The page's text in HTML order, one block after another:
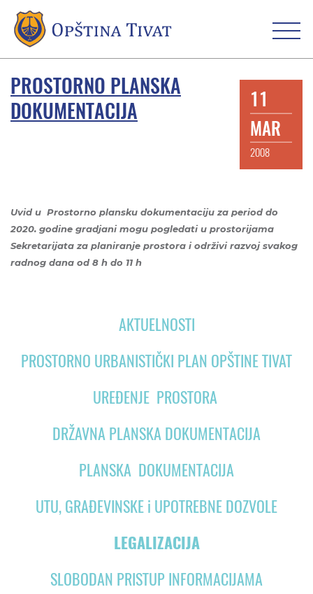
PROSTORNO PLANSKA
DOKUMENTACIJA
11
MAR
2008
Uvid u Prostorno plansku dokumentaciju za period do
2020. godine gradjani mogu pogledati u prostorijama
Sekretarijata za planiranje prostora i održivi razvoj svakog
radnog dana od 8 h do 11 h
AKTUELNOSTI
PROSTORNO URBANISTIČKI PLAN OPŠTINE TIVAT
UREĐENJE PROSTORA
DRŽAVNA PLANSKA DOKUMENTACIJA
PLANSKA DOKUMENTACIJA
UTU, GRAĐEVINSKE i UPOTREBNE DOZVOLE
LEGALIZACIJA
SLOBODAN PRISTUP INFORMACIJAMA